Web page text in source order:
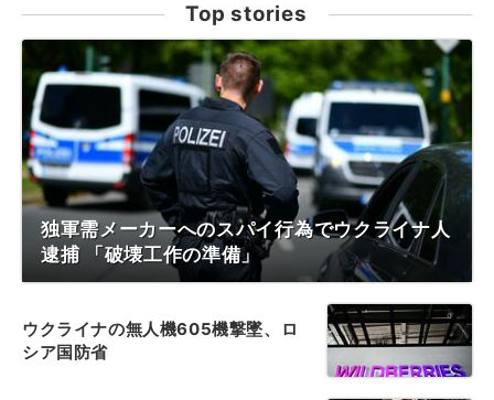
Top stories
独軍需メーカーへのスパイ行為でウクライナ人
逮捕 「破壊工作の準備」
ウクライナの無人機605機撃墜、ロ
シア国防省